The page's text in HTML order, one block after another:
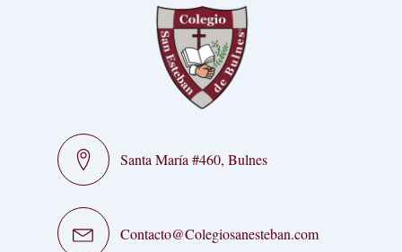
Santa María #460, Bulnes
Contacto@Colegiosanesteban.com